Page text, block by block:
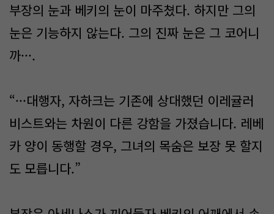
부장의 눈과 베키의 눈이 마주쳤다. 하지만 그의
눈은 기능하지 않는다. 그의 진짜 눈은 그 코어니
까···.
“···대행자, 자하크는 기존에 상대했던 이레귤러
비스트와는 차원이 다른 강함을 가졌습니다. 레베
카 양이 동행할 경우, 그녀의 목숨은 보장 못 할지
도 모릅니다.”